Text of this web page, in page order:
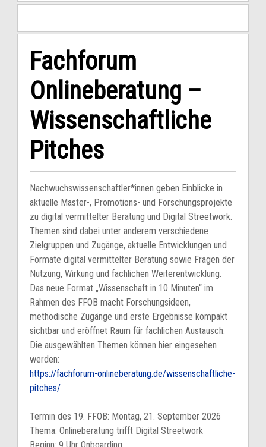
Fachforum
Onlineberatung –
Wissenschaftliche
Pitches
Nachwuchswissenschaftler*innen geben Einblicke in
aktuelle Master-, Promotions- und Forschungsprojekte
zu digital vermittelter Beratung und Digital Streetwork.
Themen sind dabei unter anderem verschiedene
Zielgruppen und Zugänge, aktuelle Entwicklungen und
Formate digital vermittelter Beratung sowie Fragen der
Nutzung, Wirkung und fachlichen Weiterentwicklung.
Das neue Format „Wissenschaft in 10 Minuten“ im
Rahmen des FFOB macht Forschungsideen,
methodische Zugänge und erste Ergebnisse kompakt
sichtbar und eröffnet Raum für fachlichen Austausch.
Die ausgewählten Themen können hier eingesehen
werden:
https://fachforum-onlineberatung.de/wissenschaftliche-
pitches/
Termin des 19. FFOB: Montag, 21. September 2026
Thema: Onlineberatung trifft Digital Streetwork